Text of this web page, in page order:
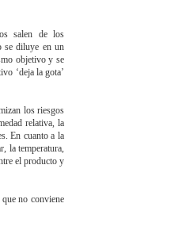
salen de los
se diluye en un
objetivo y se
‘deja la gota’
los riesgos
relativa, la
En cuanto a la
la temperatura,
el producto y
no conviene